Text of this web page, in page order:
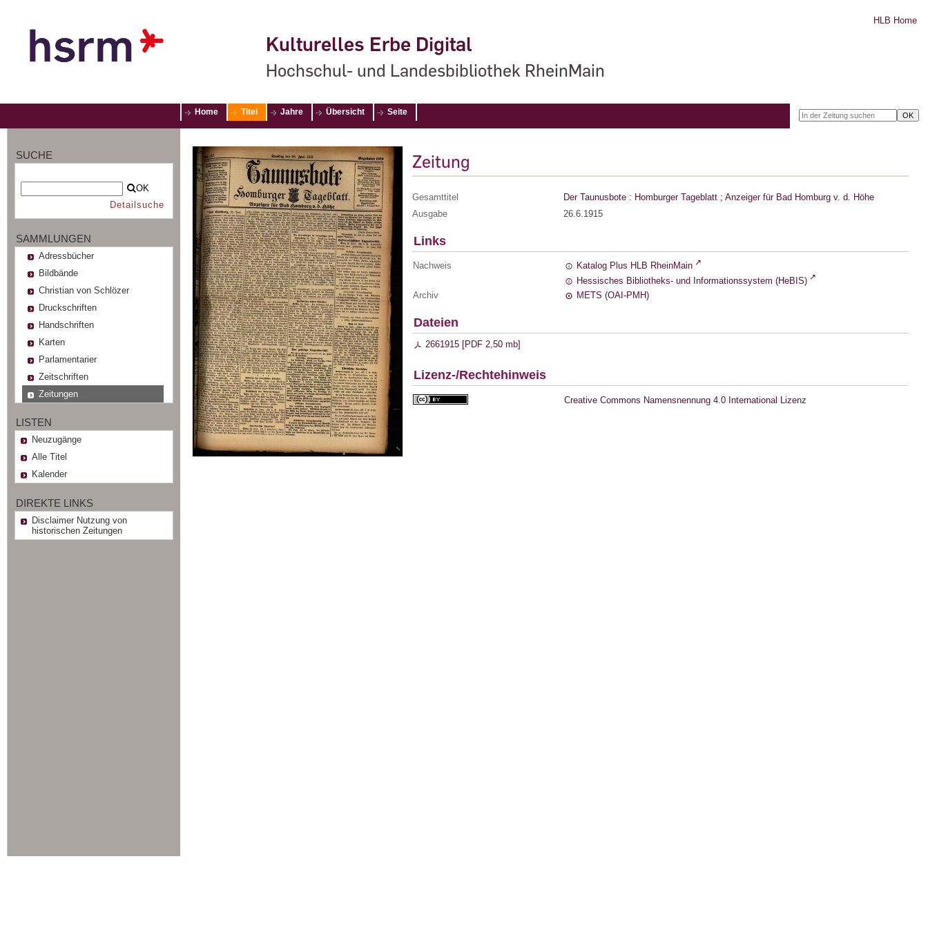
Kulturelles Erbe Digital
Hochschul- und Landesbibliothek RheinMain
HLB Home
Home Titel Jahre Übersicht Seite
SUCHE
OK
Detailsuche
SAMMLUNGEN
Adressbücher
Bildbände
Christian von Schlözer
Druckschriften
Handschriften
Karten
Parlamentarier
Zeitschriften
Zeitungen
LISTEN
Neuzugänge
Alle Titel
Kalender
DIREKTE LINKS
Disclaimer Nutzung von
historischen Zeitungen
Zeitung
Gesamttitel
Der Taunusbote : Homburger Tageblatt ; Anzeiger für Bad Homburg v. d. Höhe
Ausgabe
26.6.1915
Links
Nachweis
Katalog Plus HLB RheinMain
Hessisches Bibliotheks- und Informationssystem (HeBIS)
Archiv
METS (OAI-PMH)
Dateien
2661915 [PDF 2,50 mb]
Lizenz-/Rechtehinweis
Creative Commons Namensnennung 4.0 International Lizenz